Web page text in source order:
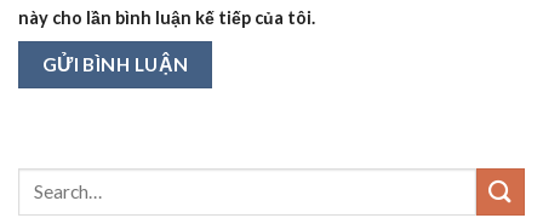
này cho lần bình luận kế tiếp của tôi.